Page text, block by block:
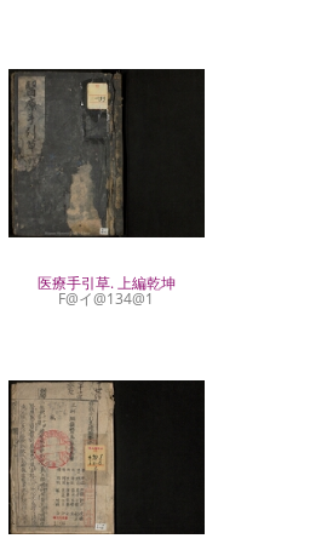
医療手引草. 上編乾坤
F@イ@134@1